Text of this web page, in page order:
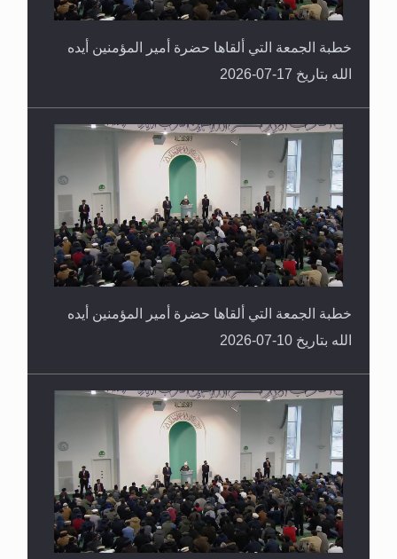
خطبة الجمعة التي ألقاها حضرة أمير المؤمنين أيده
الله بتاريخ 17-07-2026
خطبة الجمعة التي ألقاها حضرة أمير المؤمنين أيده
الله بتاريخ 10-07-2026